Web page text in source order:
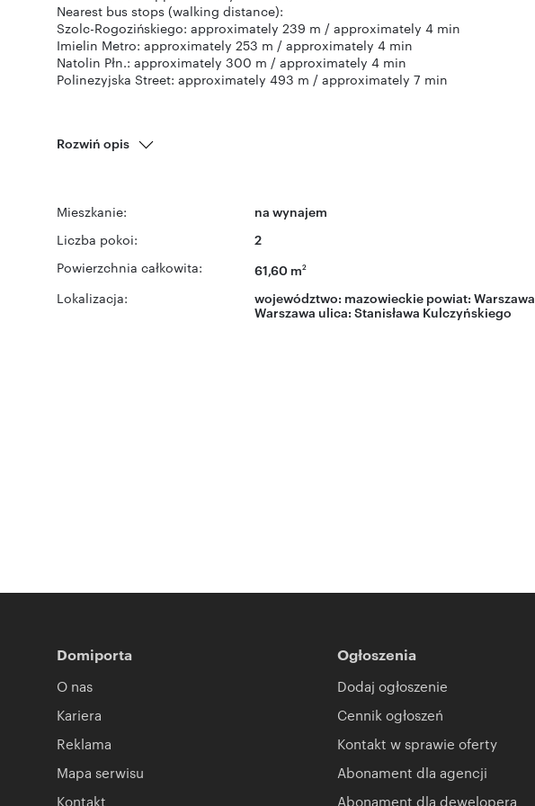
Nearest bus stops (walking distance):
Szolc-Rogozińskiego: approximately 239 m / approximately 4 min
Imielin Metro: approximately 253 m / approximately 4 min
Natolin Płn.: approximately 300 m / approximately 4 min
Polinezyjska Street: approximately 493 m / approximately 7 min
Rozwiń opis
Mieszkanie: na wynajem
Liczba pokoi: 2
Powierzchnia całkowita: 61,60 m2
Lokalizacja: województwo: mazowieckie powiat: Warszawa
Warszawa ulica: Stanisława Kulczyńskiego
Domiporta
O nas
Kariera
Reklama
Mapa serwisu
Kontakt
Ogłoszenia
Dodaj ogłoszenie
Cennik ogłoszeń
Kontakt w sprawie oferty
Abonament dla agencji
Abonament dla dewelopera